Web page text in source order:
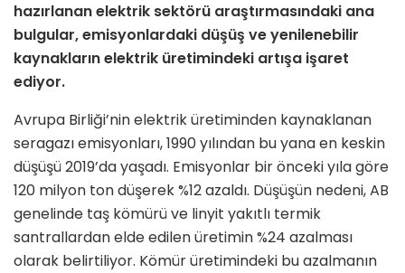
hazırlanan elektrik sektörü araştırmasındaki ana
bulgular, emisyonlardaki düşüş ve yenilenebilir
kaynakların elektrik üretimindeki artışa işaret
ediyor.
Avrupa Birliği’nin elektrik üretiminden kaynaklanan
seragazı emisyonları, 1990 yılından bu yana en keskin
düşüşü 2019’da yaşadı. Emisyonlar bir önceki yıla göre
120 milyon ton düşerek %12 azaldı. Düşüşün nedeni, AB
genelinde taş kömürü ve linyit yakıtlı termik
santrallardan elde edilen üretimin %24 azalması
olarak belirtiliyor. Kömür üretimindeki bu azalmanın